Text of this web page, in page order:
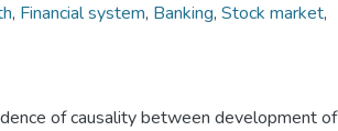
, Financial system, Banking, Stock market,
of causality between development of